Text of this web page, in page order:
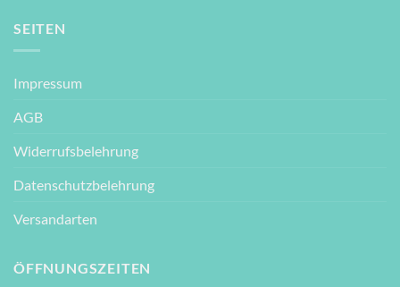
SEITEN
Impressum
AGB
Widerrufsbelehrung
Datenschutzbelehrung
Versandarten
ÖFFNUNGSZEITEN